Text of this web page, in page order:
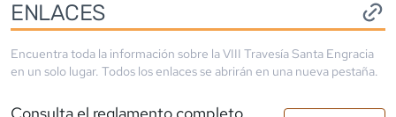
ENLACES
Encuentra toda la información sobre laVIII Travesía Santa Engracia
en un solo lugar. Todos los enlaces se abrirán en una nueva pestaña.
Consulta el reglamento completo